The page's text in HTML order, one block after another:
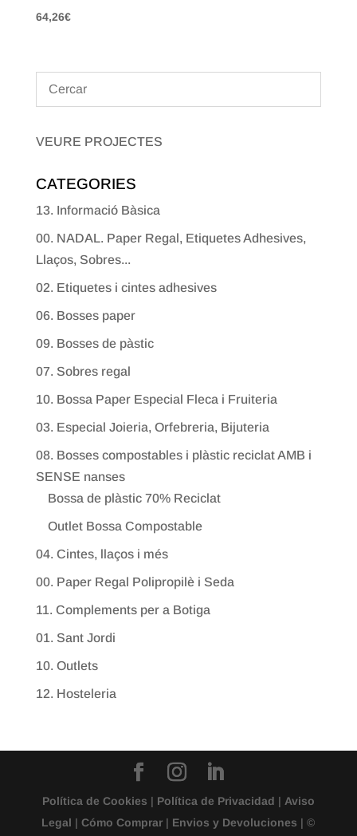
64,26€
VEURE PROJECTES
CATEGORIES
13. Informació Bàsica
00. NADAL. Paper Regal, Etiquetes Adhesives,
Llaços, Sobres...
02. Etiquetes i cintes adhesives
06. Bosses paper
09. Bosses de pàstic
07. Sobres regal
10. Bossa Paper Especial Fleca i Fruiteria
03. Especial Joieria, Orfebreria, Bijuteria
08. Bosses compostables i plàstic reciclat AMB i
SENSE nanses
Bossa de plàstic 70% Reciclat
Outlet Bossa Compostable
04. Cintes, llaços i més
00. Paper Regal Polipropilè i Seda
11. Complements per a Botiga
01. Sant Jordi
10. Outlets
12. Hosteleria
Política de Cookies | Política de Privacidad | Aviso
Legal |Cómo Comprar | Envios y Devoluciones | ©